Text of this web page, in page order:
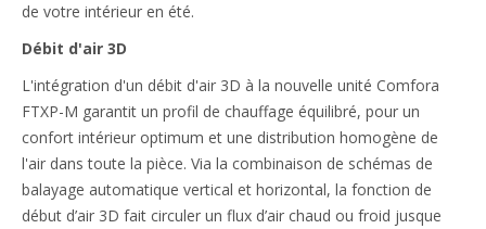
de votre intérieur en été.
Débit d'air 3D
L'intégration d'un débit d'air 3D à la nouvelle unité Comfora
FTXP-M garantit un profil de chauffage équilibré, pour un
confort intérieur optimum et une distribution homogène de
l'air dans toute la pièce. Via la combinaison de schémas de
balayage automatique vertical et horizontal, la fonction de
début d’air 3D fait circuler un flux d’air chaud ou froid jusque